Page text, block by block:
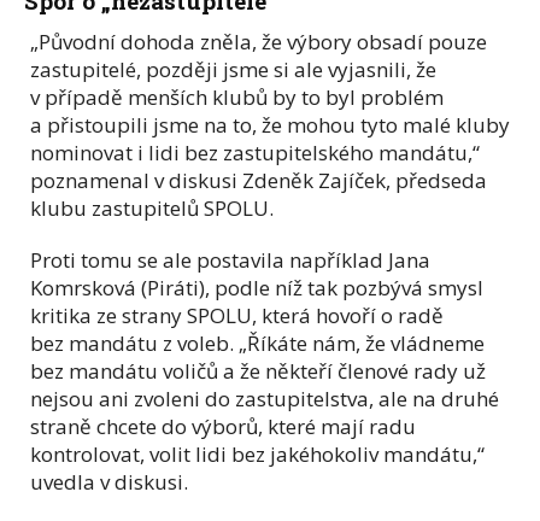
„Původní dohoda zněla, že výbory obsadí pouze
zastupitelé, později jsme si ale vyjasnili, že
v případě menších klubů by to byl problém
a přistoupili jsme na to, že mohou tyto malé kluby
nominovat i lidi bez zastupitelského mandátu,“
poznamenal v diskusi Zdeněk Zajíček, předseda
klubu zastupitelů SPOLU.
Proti tomu se ale postavila například Jana
Komrsková (Piráti), podle níž tak pozbývá smysl
kritika ze strany SPOLU, která hovoří o radě
bez mandátu z voleb. „Říkáte nám, že vládneme
bez mandátu voličů a že někteří členové rady už
nejsou ani zvoleni do zastupitelstva, ale na druhé
straně chcete do výborů, které mají radu
kontrolovat, volit lidi bez jakéhokoliv mandátu,“
uvedla v diskusi.